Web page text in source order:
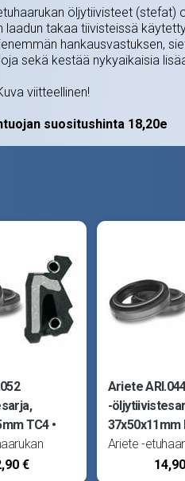
öljytiivisteet (stefat)
laadun takaa tiivisteissä
hankausvastuksen,
sekä kestää nykyaikaisia
viitteellinen!
suositushinta 18,20e
TC4
(stefat) ovat
€
Ariete
-
37x50x11mm
Ariete -
öljytiivisteet